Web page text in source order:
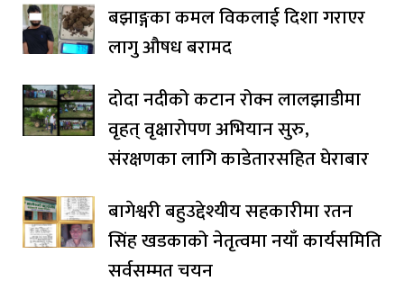
बझाङ्गका कमल विकलाई दिशा गराएर
लागु औषध बरामद
दोदा नदीको कटान रोक्न लालझाडीमा
वृहत् वृक्षारोपण अभियान सुरु,
संरक्षणका लागि काडेतारसहित घेराबार
बागेश्वरी बहुउद्देश्यीय सहकारीमा रतन
सिंह खडकाको नेतृत्वमा नयाँ कार्यसमिति
सर्वसम्मत चयन